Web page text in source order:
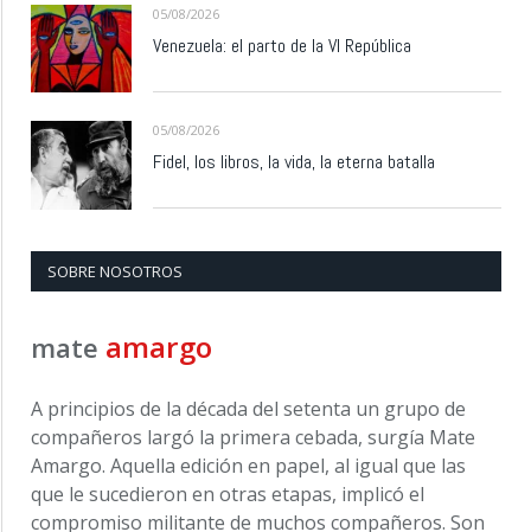
05/08/2026
Venezuela: el parto de la VI República
05/08/2026
Fidel, los libros, la vida, la eterna batalla
SOBRE NOSOTROS
mate amargo
A principios de la década del setenta un grupo de
compañeros largó la primera cebada, surgía Mate
Amargo. Aquella edición en papel, al igual que las
que le sucedieron en otras etapas, implicó el
compromiso militante de muchos compañeros. Son